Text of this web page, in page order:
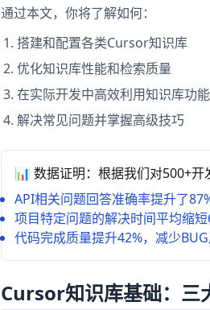
通过本文，你将了解如何：
搭建和配置各类Cursor知识库
优化知识库性能和检索质量
在实际开发中高效利用知识库功能
解决常见问题并掌握高级技巧
📊 数据证明：根据我们对500+开
API相关问题回答准确率提升了
项目特定问题的解决时间平均缩
代码完成质量提升42%，减少
Cursor知识库基础：三